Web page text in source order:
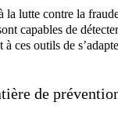
lutte contre la
capables de
à ces outils de
de